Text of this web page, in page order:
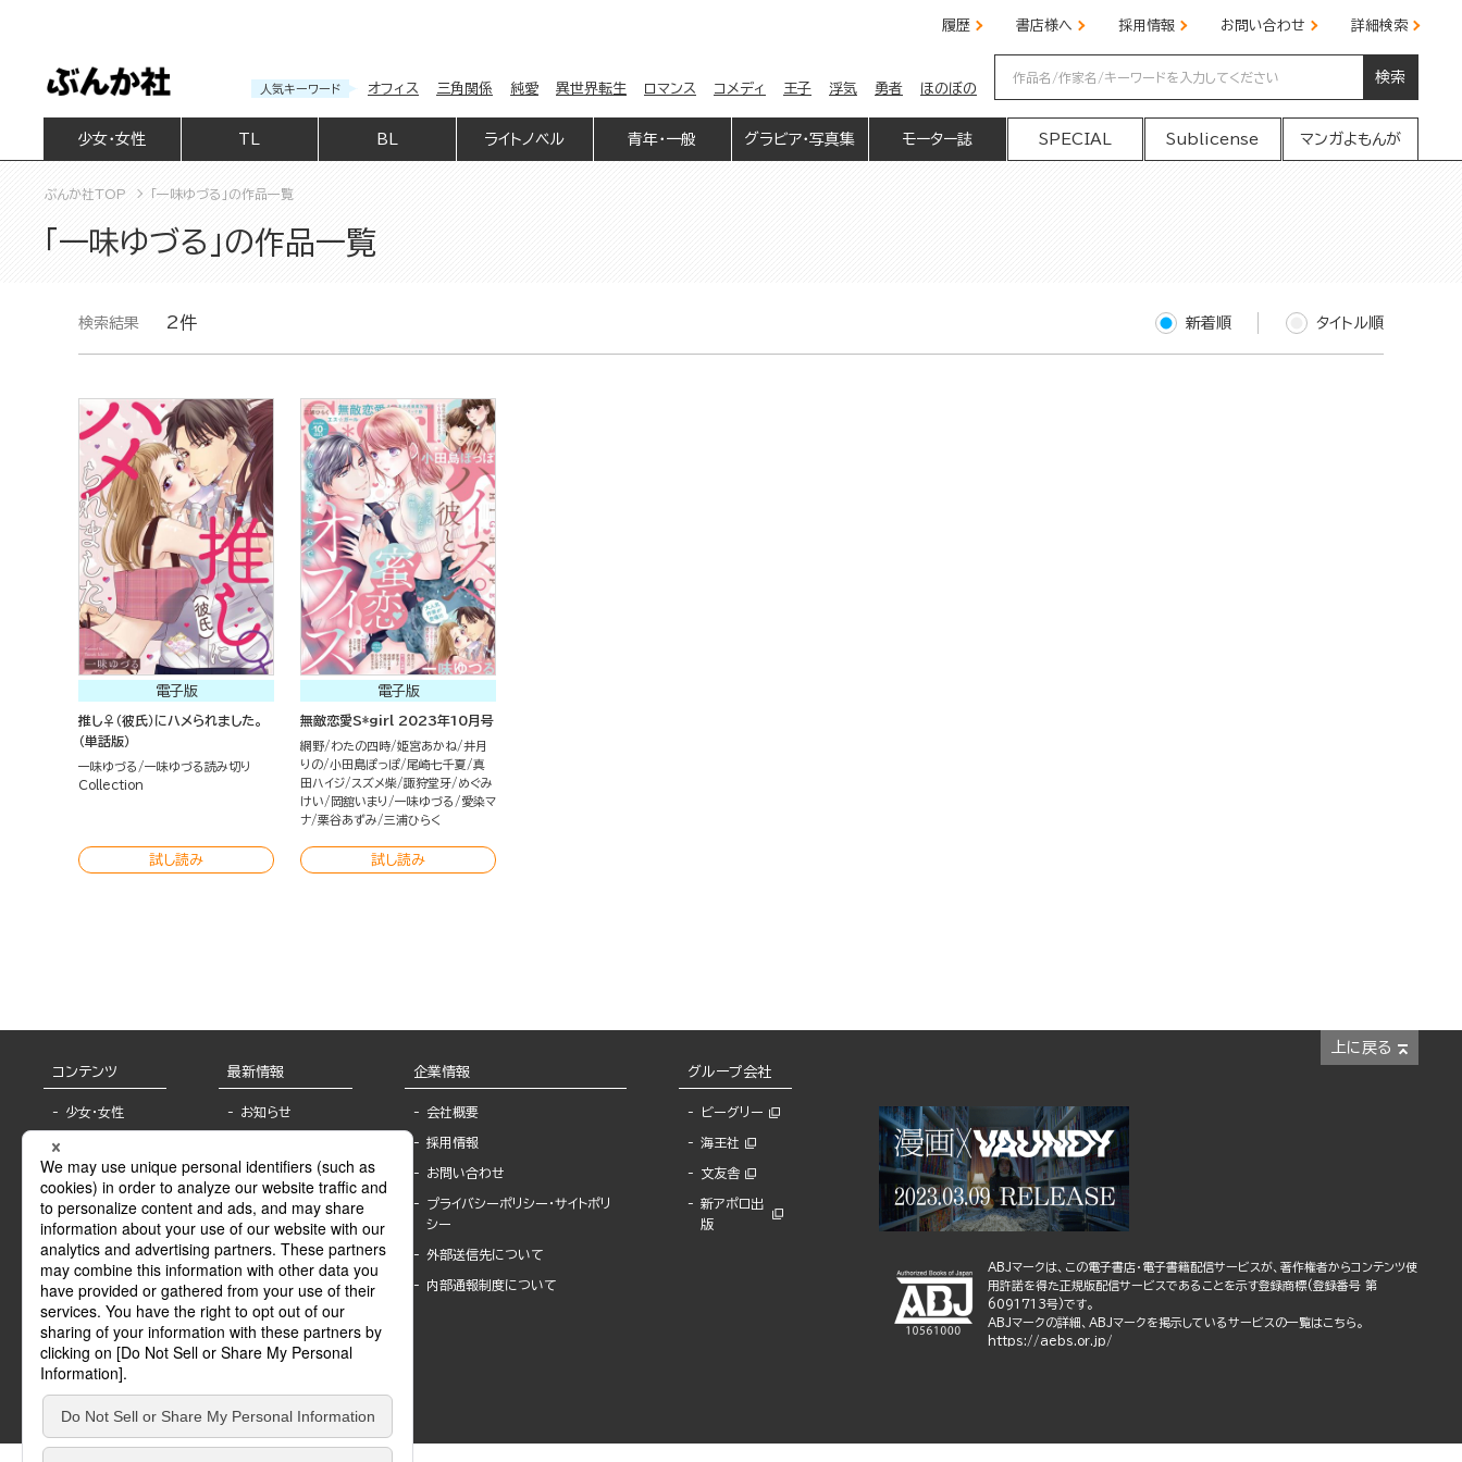
履歴 書店様へ 採用情報 お問い合わせ 詳細検索
人気キーワード オフィス 三角関係 純愛 異世界転生 ロマンス コメディ 王子 浮気 勇者 ほのぼの
検索
少女・女性 BL ライトノベル 青年・一般 グラビア・写真集 モーター誌 SPECIAL Sublicense マンガよもんが
ぶんか社TOP 「一味ゆづる」の作品一覧
「一味ゆづる」の作品一覧
検索結果 2件 新着順 タイトル順
電子版
推し♀（彼氏）にハメられました。
（単話版）
一味ゆづる
一味ゆづる読み切り
Collection
試し読み
電子版
無敵恋愛S*girl 2023年10月号
網野 わたの四時 姫宮あかね
井月
りの 小田島ぽっぽ 尾崎七千夏
真
田ハイジ
スズメ柴 諏狩堂牙
めぐみ
けい
岡舘いまり 一味ゆづる
愛染マ
ナ 栗谷あずみ 三浦ひらく
試し読み
上に戻る
コンテンツ
少女・女性
BL
ライトノベル
青年・一般
グラビア・写真
モーター誌
SPECIAL
Sublicense
最新情報
お知らせ
報
書店様へ
海外ライセンシー
公式SNSアカウ
ント
作家一覧
Keyword list
Author list
企業情報
会社概要
採用情報
お問い合わせ
プライバシーポリシー・サイトポリ
シー
外部送信先について
内部通報制度について
グループ会社
ビーグリー
海王社
文友舎
新アポロ出
版
ABJマークは、この電子書店・電子書籍配信サービスが、著作権者からコンテンツ使
用許諾を得た正規版配信サービスであることを示す登録商標(登録番号 第
6091713号)です。
ABJマークの詳細、ABJマークを掲示しているサービスの一覧はこちら。
https://aebs.or.jp/